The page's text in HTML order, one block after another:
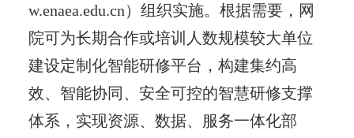
w.enaea.edu.cn）组织实施。根据需要，网
院可为长期合作或培训人数规模较大单位
建设定制化智能研修平台，构建集约高
效、智能协同、安全可控的智慧研修支撑
体系，实现资源、数据、服务一体化部